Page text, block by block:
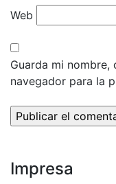
Web
Guarda mi
navegador para la
Impresa